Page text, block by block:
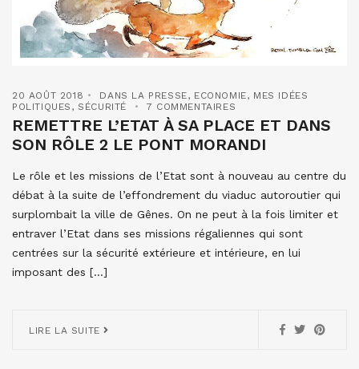
20 AOÛT 2018 DANS LA PRESSE, ECONOMIE, MES IDÉES
POLITIQUES , SÉCURITÉ 7 COMMENTAIRES
REMETTRE L’ETAT À SA PLACE ET DANS
SON RÔLE 2 LE PONT MORANDI
Le rôle et les missions de l’Etat sont à nouveau au centre du
débat à la suite de l’effondrement du viaduc autoroutier qui
surplombait la ville de Gênes. On ne peut à la fois limiter et
entraver l’Etat dans ses missions régaliennes qui sont
centrées sur la sécurité extérieure et intérieure, en lui
imposant des […]
LIRE LA SUITE